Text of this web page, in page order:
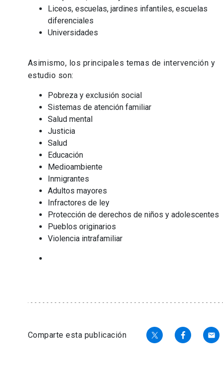
Liceos, escuelas, jardines infantiles, escuelas
diferenciales
Universidades
Asimismo, los principales temas de intervención y
estudio son:
Pobreza y exclusión social
Sistemas de atención familiar
Salud mental
Justicia
Salud
Educación
Medioambiente
Inmigrantes
Adultos mayores
Infractores de ley
Protección de derechos de niños y adolescentes
Pueblos originarios
Violencia intrafamiliar
Comparte esta publicación email